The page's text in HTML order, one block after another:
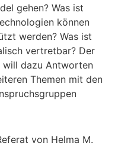
gehen? Was ist
können
werden? Was ist
vertretbar? Der
will dazu Antworten
Themen mit den
von Helma M.